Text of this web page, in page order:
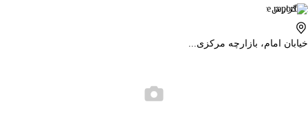
گزارش
خیابان امام، بازارچه مرکزی...